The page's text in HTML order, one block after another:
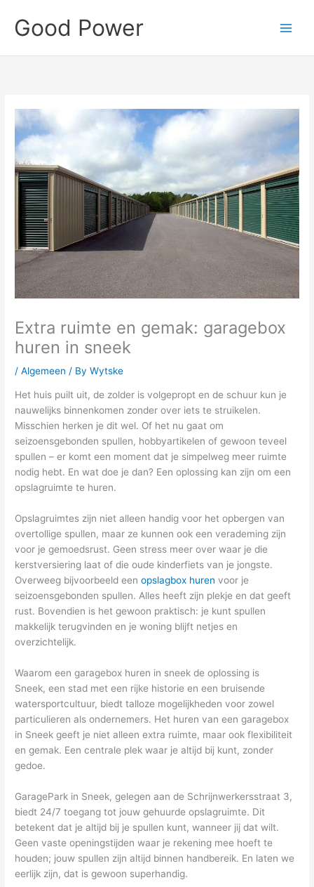
contentGood Power
Extra ruimte en gemak: garagebox
huren in sneek
/Algemeen / ByWytske
Het huis puilt uit, de zolder is volgepropt en de schuur kun je
nauwelijks binnenkomen zonder over iets te struikelen.
Misschien herken je dit wel. Of het nu gaat om
seizoensgebonden spullen, hobbyartikelen of gewoon teveel
spullen – er komt een moment dat je simpelweg meer ruimte
nodig hebt. En wat doe je dan? Een oplossing kan zijn om een
opslagruimte te huren.
Opslagruimtes zijn niet alleen handig voor het opbergen van
overtollige spullen, maar ze kunnen ook een verademing zijn
voor je gemoedsrust. Geen stress meer over waar je die
kerstversiering laat of die oude kinderfiets van je jongste.
Overweeg bijvoorbeeld eenopslagbox huren voor je
seizoensgebonden spullen. Alles heeft zijn plekje en dat geeft
rust. Bovendien is het gewoon praktisch: je kunt spullen
makkelijk terugvinden en je woning blijft netjes en
overzichtelijk.
Waarom een garagebox huren in sneek de oplossing is
Sneek, een stad met een rijke historie en een bruisende
watersportcultuur, biedt talloze mogelijkheden voor zowel
particulieren als ondernemers. Het huren van een garagebox
in Sneek geeft je niet alleen extra ruimte, maar ook flexibiliteit
en gemak. Een centrale plek waar je altijd bij kunt, zonder
gedoe.
GaragePark in Sneek, gelegen aan de Schrijnwerkersstraat 3,
biedt 24/7 toegang tot jouw gehuurde opslagruimte. Dit
betekent dat je altijd bij je spullen kunt, wanneer jij dat wilt.
Geen vaste openingstijden waar je rekening mee hoeft te
houden; jouw spullen zijn altijd binnen handbereik. En laten we
eerlijk zijn, dat is gewoon superhandig.